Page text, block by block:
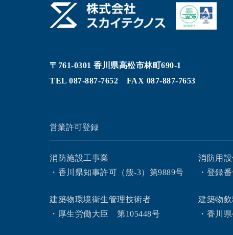
〒761-0301 香川県高松市林町690-1
TEL 087-887-7652 FAX 087-887-7653
営業許可登録
消防施設工事業
・香川県知事許可（般-3）第9889号
消防用
・登録
建築物環境衛生管理技術者
・厚生労働大臣 第105448号
建築物
・香川